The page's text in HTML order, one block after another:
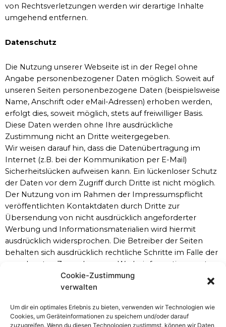
Cookie-Zustimmung
verwalten
Um dir ein optimales Erlebnis zu bieten, verwenden wir Technologien wie
Cookies, um Geräteinformationen zu speichern und/oder darauf
zuzugreifen. Wenn du diesen Technologien zustimmst, können wir Daten
von Rechtsverletzungen werden wir derartige Inhalte
umgehend entfernen.
Datenschutz
Die Nutzung unserer Webseite ist in der Regel ohne
Angabe personenbezogener Daten möglich. Soweit auf
unseren Seiten personenbezogene Daten (beispielsweise
Name, Anschrift oder eMail-Adressen) erhoben werden,
erfolgt dies, soweit möglich, stets auf freiwilliger Basis.
Diese Daten werden ohne Ihre ausdrückliche
Zustimmung nicht an Dritte weitergegeben.
Wir weisen darauf hin, dass die Datenübertragung im
Internet (z.B. bei der Kommunikation per E-Mail)
Sicherheitslücken aufweisen kann. Ein lückenloser Schutz
der Daten vor dem Zugriff durch Dritte ist nicht möglich.
Der Nutzung von im Rahmen der Impressumspflicht
veröffentlichten Kontaktdaten durch Dritte zur
Übersendung von nicht ausdrücklich angeforderter
Werbung und Informationsmaterialien wird hiermit
ausdrücklich widersprochen. Die Betreiber der Seiten
behalten sich ausdrücklich rechtliche Schritte im Falle der
unverlangten Zusendung von Werbeinformationen, etwa
durch Spam-Mails, vor.
Diese Website benutzt Google Analytics, einen